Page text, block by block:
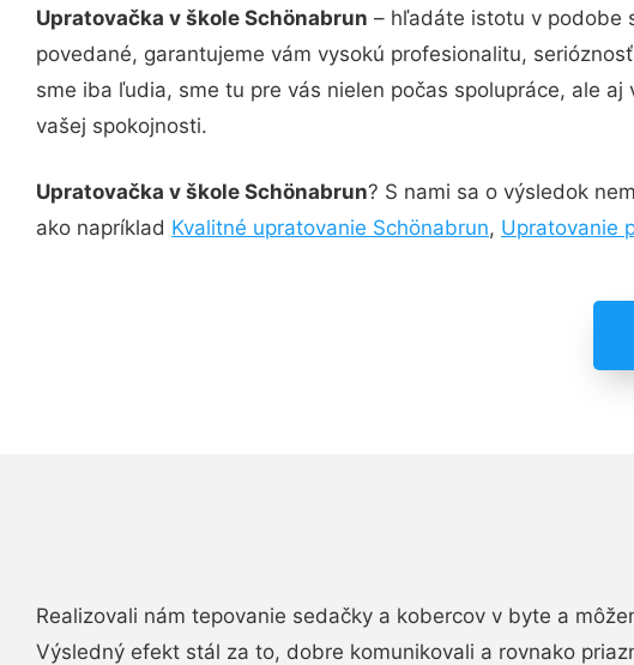
Upratovačka v škole Schönabrun – hľadáte istotu v podobe
povedané, garantujeme vám vysokú profesionalitu,
sme iba ľudia, sme tu pre vás nielen počas spolupráce, ale
vašej spokojnosti.
Upratovačka v škole Schönabrun? S nami sa o výsledok
ako napríklad Kvalitné upratovanie Schönabrun, Upratovanie
Realizovali nám tepovanie sedačky a kobercov v byte a
Výsledný efekt stál za to, dobre komunikovali a rovnako